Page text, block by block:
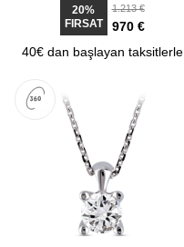
20%
FIRSAT
1.213 €
970 €
40€ dan başlayan taksitlerle